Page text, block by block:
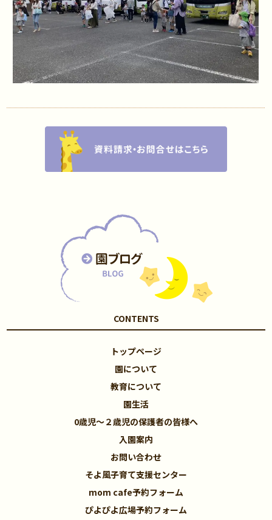
CONTENTS
トップページ
園について
教育について
園生活
0歳児～２歳児の保護者の皆様へ
入園案内
お問い合わせ
そよ風子育て支援センター
mom cafe予約フォーム
ぴよぴよ広場予約フォーム